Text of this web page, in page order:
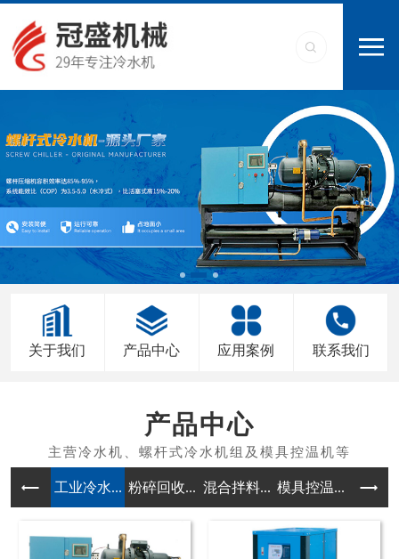
关于我们 产品中心 应用案例 联系我们
产品中心
工业冷水... 粉碎回收... 混合拌料... 模具控温... 除湿